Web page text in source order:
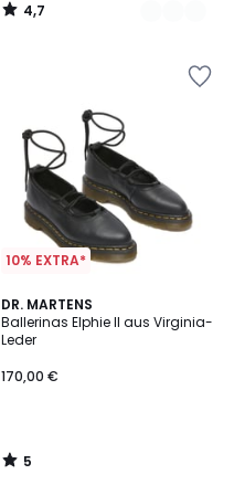
4,7
/
10% EXTRA*
DR. MARTENS
Ballerinas Elphie II aus Virginia-
Leder
170,00 €
5
/
5
5
/